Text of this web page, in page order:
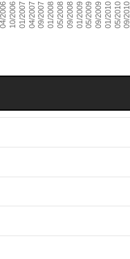
04/200610/200601/200704/200709/200701/200805/200809/200801/200905/200909/200901/201005/201009/